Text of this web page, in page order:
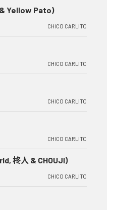
Yellow Pato)
CHICO CARLITO
CHICO CARLITO
CHICO CARLITO
CHICO CARLITO
柊人 & CHOUJI)
CHICO CARLITO